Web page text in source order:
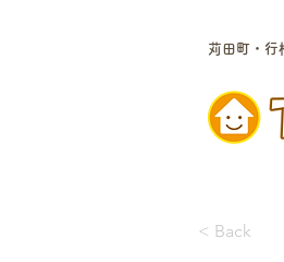
苅田町・行
< Back